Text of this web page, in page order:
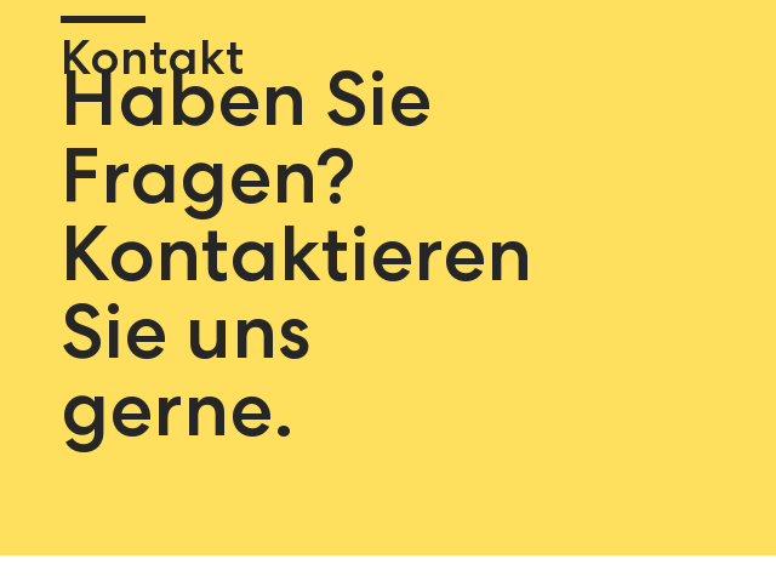
Kontakt
Haben Sie
Fragen?
Kontaktieren
Sie uns
gerne.